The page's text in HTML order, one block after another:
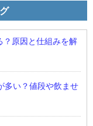
？原因と仕組みを解
多い？値段や飲ませ